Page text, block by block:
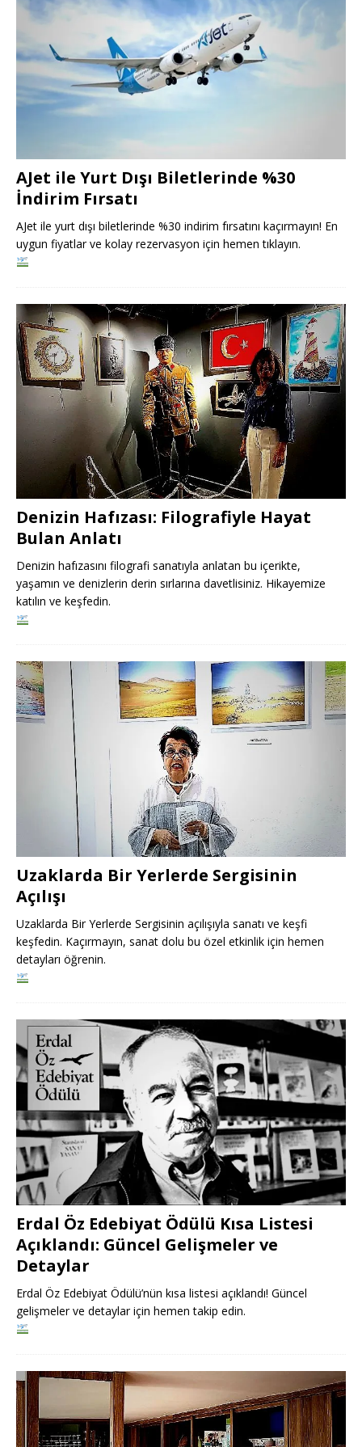
AJet ile Yurt Dışı Biletlerinde %30
İndirim Fırsatı
AJet ile yurt dışı biletlerinde %30 indirim fırsatını kaçırmayın! En
uygun fiyatlar ve kolay rezervasyon için hemen tıklayın.
Denizin Hafızası: Filografiyle Hayat
Bulan Anlatı
Denizin hafızasını filografi sanatıyla anlatan bu içerikte,
yaşamın ve denizlerin derin sırlarına davetlisiniz. Hikayemize
katılın ve keşfedin.
Uzaklarda Bir Yerlerde Sergisinin
Açılışı
Uzaklarda Bir Yerlerde Sergisinin açılışıyla sanatı ve keşfi
keşfedin. Kaçırmayın, sanat dolu bu özel etkinlik için hemen
detayları öğrenin.
Erdal Öz Edebiyat Ödülü Kısa Listesi
Açıklandı: Güncel Gelişmeler ve
Detaylar
Erdal Öz Edebiyat Ödülü’nün kısa listesi açıklandı! Güncel
gelişmeler ve detaylar için hemen takip edin.